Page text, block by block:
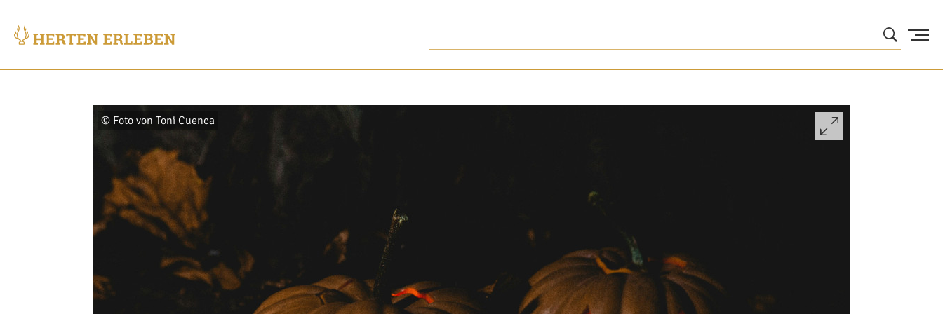
© Foto von Toni Cuenca